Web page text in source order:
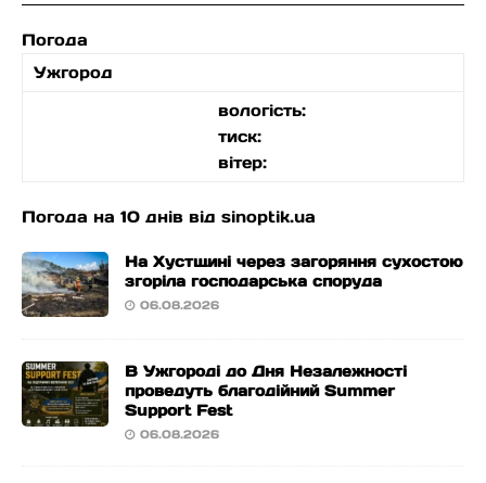
Погода
Ужгород
вологість:
тиск:
вітер:
Погода на 10 днів від sinoptik.ua
На Хустщині через загоряння сухостою
згоріла господарська споруда
06.08.2026
В Ужгороді до Дня Незалежності
проведуть благодійний Summer
Support Fest
06.08.2026